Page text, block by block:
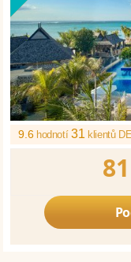
9.6 hodnotí31 klientů